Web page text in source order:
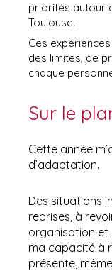
priorités autour
Toulouse.
Ces
des limites, de
chaque
Sur le
Cette année
d’adaptation.
Des situations
reprises, à
organisation et
ma capacité à
présente,